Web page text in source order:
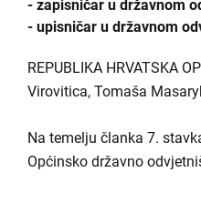
Liste
sadržaja
-
DORH
Isplate iz
- zapisničar u državnom
- upisničar u državnom
REPUBLIKA HRVATSKA
Virovitica, Tomaša
Na temelju članka 7.
Općinsko državno